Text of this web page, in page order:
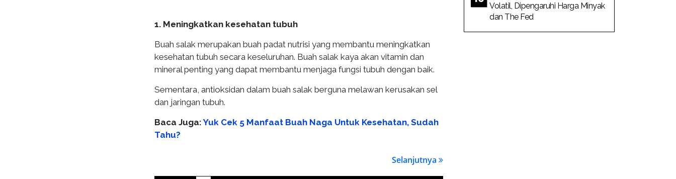
1. Meningkatkan kesehatan tubuh
Buah salak merupakan buah padat nutrisi yang membantu meningkatkan
kesehatan tubuh secara keseluruhan. Buah salak kaya akan vitamin dan
mineral penting yang dapat membantu menjaga fungsi tubuh dengan baik.
Sementara, antioksidan dalam buah salak berguna melawan kerusakan sel
dan jaringan tubuh.
Baca Juga:Yuk Cek 5 Manfaat Buah Naga Untuk Kesehatan, Sudah
Tahu?
Selanjutnya
Volatil, Dipengaruhi Harga Minyak
dan The Fed